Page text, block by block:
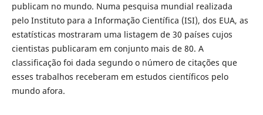
publicam no mundo. Numa pesquisa mundial realizada
pelo Instituto para a Informação Científica (ISI), dos EUA, as
estatísticas mostraram uma listagem de 30 países cujos
cientistas publicaram em conjunto mais de 80. A
classificação foi dada segundo o número de citações que
esses trabalhos receberam em estudos científicos pelo
mundo afora.